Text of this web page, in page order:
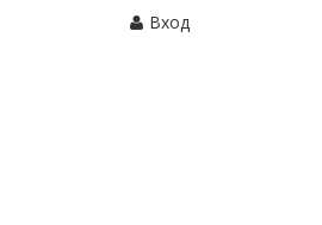
Вход